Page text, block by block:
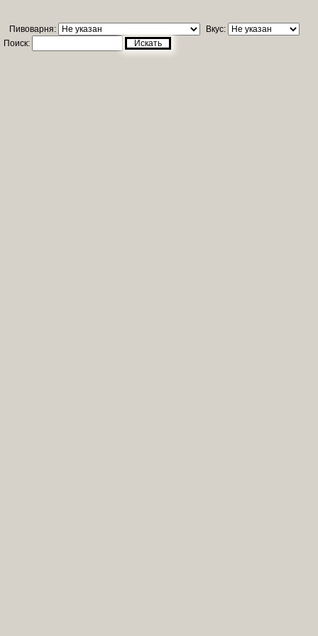
Пивоварня:
Вкус:
Поиск:
Искать